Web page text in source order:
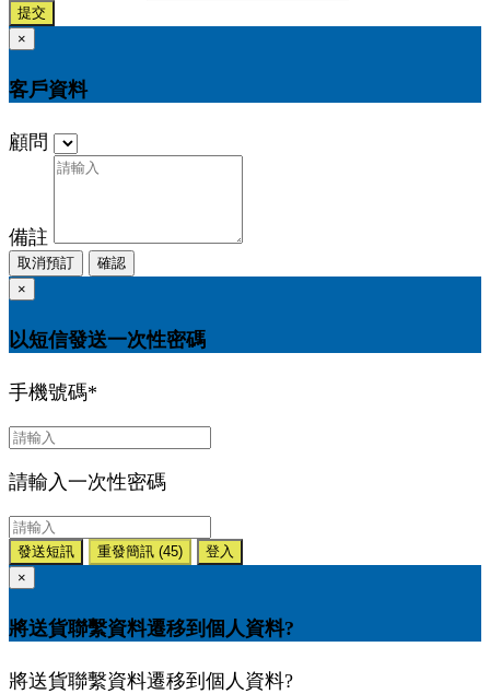
提交
×
客戶資料
顧問
備註
取消預訂
確認
×
以短信發送一次性密碼
手機號碼*
請輸入一次性密碼
發送短訊 重發簡訊 (45)
登入
×
將送貨聯繫資料遷移到個人資料?
將送貨聯繫資料遷移到個人資料?